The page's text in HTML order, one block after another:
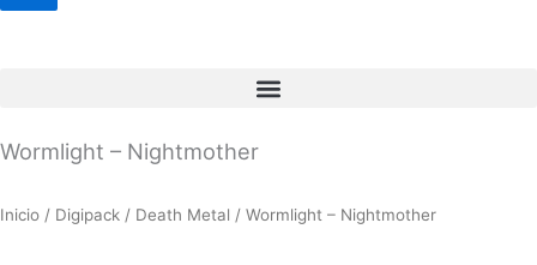
Wormlight – Nightmother
Inicio / Digipack / Death Metal / Wormlight – Nightmother